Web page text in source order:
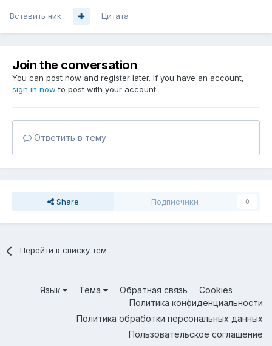
Вставить ник Цитата
Join the conversation
You can post now and register later. If you have an account,
sign in now to post with your account.
Ответить в тему...
Share Подписчики 0
Перейти к списку тем
Язык Тема Обратная связь
Cookies
Политика конфиденциальности
Политика обработки персональных данных
Пользовательское соглашение